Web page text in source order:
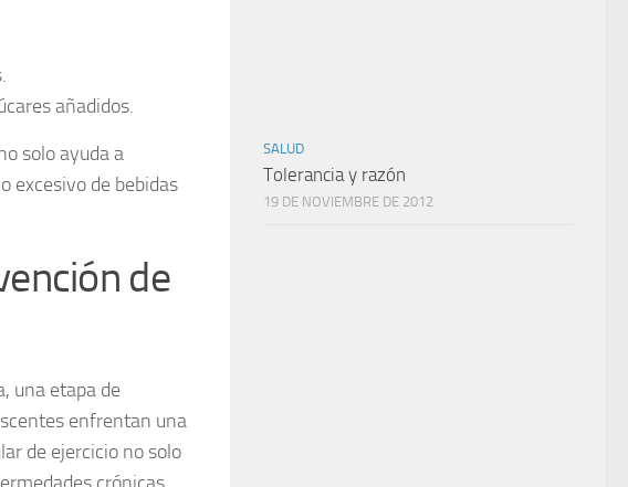
añadidos.
solo ayuda a
excesivo de bebidas
de
una etapa de
enfrentan una
de ejercicio no solo
SALUD
Tolerancia y razón
19 DE NOVIEMBRE DE 2012